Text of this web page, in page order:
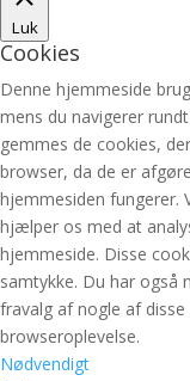
Luk
Cookies
Denne hjemmeside
mens du navigerer
gemmes de cookies,
browser, da de er
hjemmesiden fungerer.
hjælper os med at
hjemmeside. Disse
samtykke. Du har også
fravalg af nogle af
browseroplevelse.
Nødvendigt